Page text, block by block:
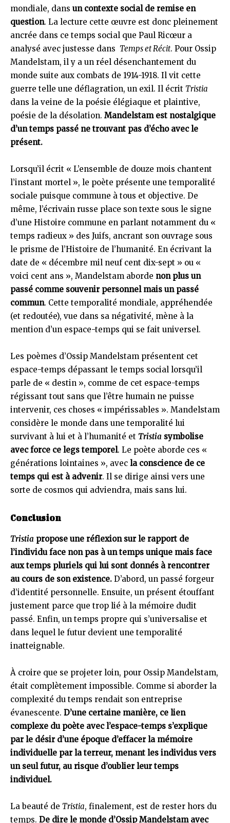
mondiale, dans un contexte social de remise en
question. La lecture cette œuvre est donc pleinement
ancrée dans ce temps social que Paul Ricœur a
analysé avec justesse dans Temps et Récit. Pour Ossip
Mandelstam, il y a un réel désenchantement du
monde suite aux combats de 1914-1918. Il vit cette
guerre telle une déflagration, un exil. Il écrit Tristia
dans la veine de la poésie élégiaque et plaintive,
poésie de la désolation. Mandelstam est nostalgique
d’un temps passé ne trouvant pas d’écho avec le
présent.
Lorsqu’il écrit « L’ensemble de douze mois chantent
l’instant mortel », le poète présente une temporalité
sociale puisque commune à tous et objective. De
même, l’écrivain russe place son texte sous le signe
d’une Histoire commune en parlant notamment du «
temps radieux » des Juifs, ancrant son ouvrage sous
le prisme de l’Histoire de l’humanité. En écrivant la
date de « décembre mil neuf cent dix-sept » ou «
voici cent ans », Mandelstam aborde non plus un
passé comme souvenir personnel mais un passé
commun. Cette temporalité mondiale, appréhendée
(et redoutée), vue dans sa négativité, mène à la
mention d’un espace-temps qui se fait universel.
Les poèmes d’Ossip Mandelstam présentent cet
espace-temps dépassant le temps social lorsqu’il
parle de « destin », comme de cet espace-temps
régissant tout sans que l’être humain ne puisse
intervenir, ces choses « impérissables ». Mandelstam
considère le monde dans une temporalité lui
survivant à lui et à l’humanité et Tristia symbolise
avec force ce legs temporel. Le poète aborde ces «
générations lointaines », avec la conscience de ce
temps qui est à advenir. Il se dirige ainsi vers une
sorte de cosmos qui adviendra, mais sans lui.
Conclusion
Tristia propose une réflexion sur le rapport de
l’individu face non pas à un temps unique mais face
aux temps pluriels qui lui sont donnés à rencontrer
au cours de son existence. D’abord, un passé forgeur
d’identité personnelle. Ensuite, un présent étouffant
justement parce que trop lié à la mémoire dudit
passé. Enfin, un temps propre qui s’universalise et
dans lequel le futur devient une temporalité
inatteignable.
À croire que se projeter loin, pour Ossip Mandelstam,
était complètement impossible. Comme si aborder la
complexité du temps rendait son entreprise
évanescente. D’une certaine manière, ce lien
complexe du poète avec l’espace-temps s’explique
par le désir d’une époque d’effacer la mémoire
individuelle par la terreur, menant les individus vers
un seul futur, au risque d’oublier leur temps
individuel.
La beauté de Tristia, finalement, est de rester hors du
temps. De dire le monde d’Ossip Mandelstam avec